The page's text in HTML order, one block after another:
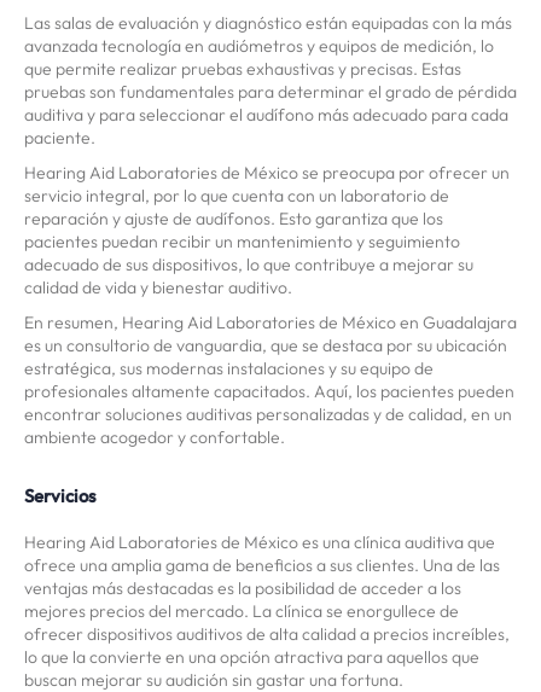
Las salas de evaluación y diagnóstico están equipadas con la más
avanzada tecnología en audiómetros y equipos de medición, lo
que permite realizar pruebas exhaustivas y precisas. Estas
pruebas son fundamentales para determinar el grado de pérdida
auditiva y para seleccionar el audífono más adecuado para cada
paciente.
Hearing Aid Laboratories de México se preocupa por ofrecer un
servicio integral, por lo que cuenta con un laboratorio de
reparación y ajuste de audífonos. Esto garantiza que los
pacientes puedan recibir un mantenimiento y seguimiento
adecuado de sus dispositivos, lo que contribuye a mejorar su
calidad de vida y bienestar auditivo.
En resumen, Hearing Aid Laboratories de México en Guadalajara
es un consultorio de vanguardia, que se destaca por su ubicación
estratégica, sus modernas instalaciones y su equipo de
profesionales altamente capacitados. Aquí, los pacientes pueden
encontrar soluciones auditivas personalizadas y de calidad, en un
ambiente acogedor y confortable.
Servicios
Hearing Aid Laboratories de México es una clínica auditiva que
ofrece una amplia gama de beneficios a sus clientes. Una de las
ventajas más destacadas es la posibilidad de acceder a los
mejores precios del mercado. La clínica se enorgullece de
ofrecer dispositivos auditivos de alta calidad a precios increíbles,
lo que la convierte en una opción atractiva para aquellos que
buscan mejorar su audición sin gastar una fortuna.